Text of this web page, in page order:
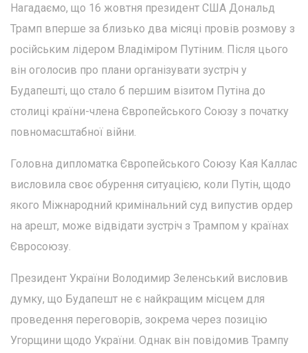
Нагадаємо, що 16 жовтня президент США Дональд
Трамп вперше за близько два місяці провів розмову з
російським лідером Владіміром Путіним. Після цього
він оголосив про плани організувати зустріч у
Будапешті, що стало б першим візитом Путіна до
столиці країни-члена Європейського Союзу з початку
повномасштабної війни.
Головна дипломатка Європейського Союзу Кая Каллас
висловила своє обурення ситуацією, коли Путін, щодо
якого Міжнародний кримінальний суд випустив ордер
на арешт, може відвідати зустріч з Трампом у країнах
Євросоюзу.
Президент України Володимир Зеленський висловив
думку, що Будапешт не є найкращим місцем для
проведення переговорів, зокрема через позицію
Угорщини щодо України. Однак він повідомив Трампу